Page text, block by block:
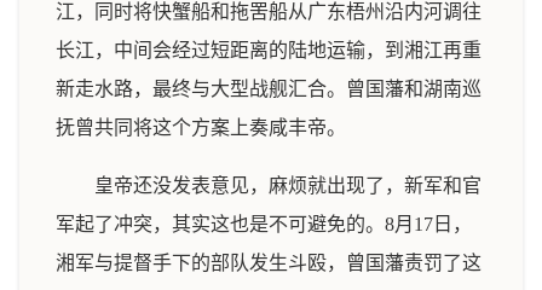
江，同时将快蟹船和拖罟船从广东梧州沿内河调往
长江，中间会经过短距离的陆地运输，到湘江再重
新走水路，最终与大型战舰汇合。曾国藩和湖南巡
抚曾共同将这个方案上奏咸丰帝。
皇帝还没发表意见，麻烦就出现了，新军和官
军起了冲突，其实这也是不可避免的。8月17日，
湘军与提督手下的部队发生斗殴，曾国藩责罚了这